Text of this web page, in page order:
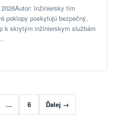
Inžiniersky tím
poklopy poskytujú bezpečný,
k skrytým inžinierskym službám
… 6 Ďalej →